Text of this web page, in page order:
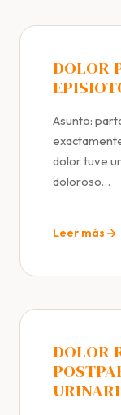
DOLOR
Asunto:
dolor tuve
doloroso…
Leer más
DOLOR